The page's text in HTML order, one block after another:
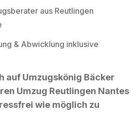
aus Reutlingen
& Abwicklung inklusive
auf Umzugskönig Bäcker
Umzug Reutlingen Nantes
wie möglich zu